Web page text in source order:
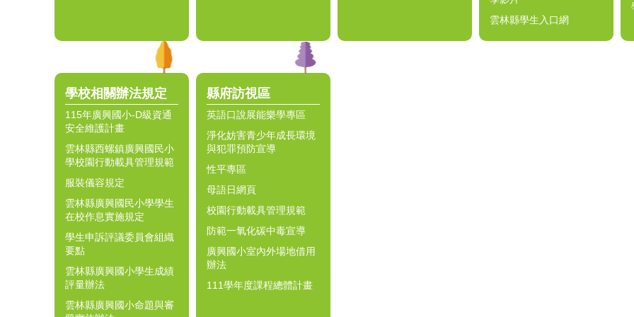
雲林縣學生入口網
學校相關辦法規定
115年廣興國小-D級資通
安全維護計畫
雲林縣西螺鎮廣興國民小
學校園行動載具管理規範
服裝儀容規定
雲林縣廣興國民小學學生
在校作息實施規定
學生申訴評議委員會組織
要點
雲林縣廣興國小學生成績
評量辦法
雲林縣廣興國小命題與審
縣府訪視區
英語口說展能樂學專區
淨化妨害青少年成長環境
與犯罪預防宣導
性平專區
母語日網頁
校園行動載具管理規範
防範一氧化碳中毒宣導
廣興國小室內外場地借用
辦法
111學年度課程總體計畫